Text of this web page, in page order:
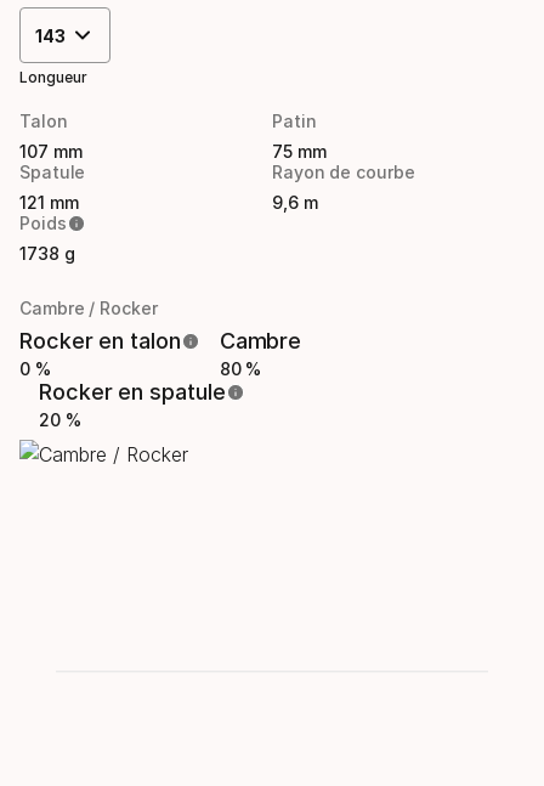
143
Longueur
Talon
107 mm
Patin
75 mm
Spatule
121 mm
Rayon de courbe
9,6 m
Poids
1738 g
Cambre / Rocker
Rocker en talon
0 %
Cambre
80 %
Rocker en spatule
20 %